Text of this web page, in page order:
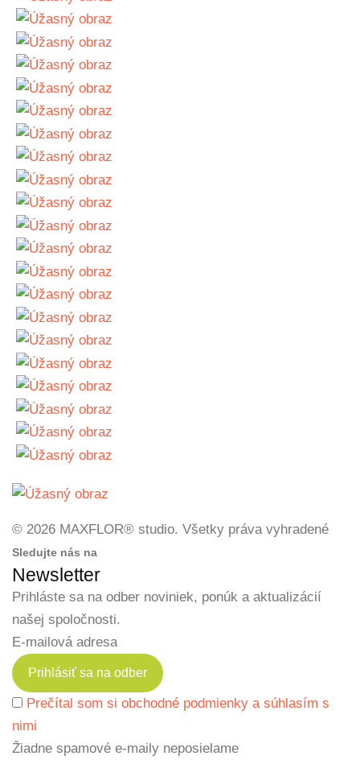
© 2026 MAXFLOR® studio. Všetky práva vyhradené
Sledujte nás na
Newsletter
Prihláste sa na odber noviniek, ponúk a aktualizácií
našej spoločnosti.
E-mailová adresa
Prečítal som si obchodné podmienky a súhlasím s
nimi
Žiadne spamové e-maily neposielame